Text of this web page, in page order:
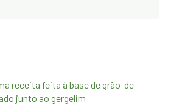
receita feita à base de grão-de-
junto ao gergelim